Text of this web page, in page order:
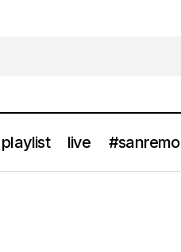
playlist live #sanremo